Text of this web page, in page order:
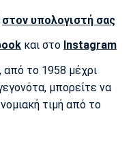
στον υπολογιστή σας
και στο Instagram
, από το 1958 μέχρι
μπορείτε να
τιμή από το